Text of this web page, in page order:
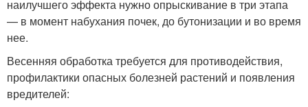
наилучшего эффекта нужно опрыскивание в три этапа
— в момент набухания почек, до бутонизации и во время
нее.
Весенняя обработка требуется для противодействия,
профилактики опасных болезней растений и появления
вредителей: